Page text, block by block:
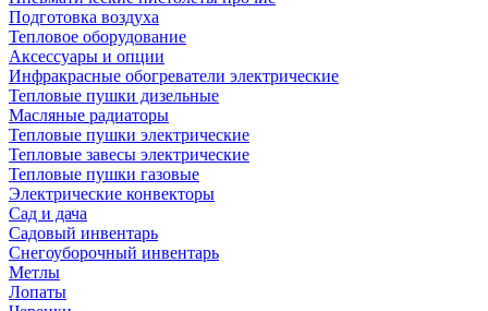
Подготовка воздуха
Тепловое оборудование
Аксессуары и опции
Инфракрасные обогреватели электрические
Тепловые пушки дизельные
Масляные радиаторы
Тепловые пушки электрические
Тепловые завесы электрические
Тепловые пушки газовые
Электрические конвекторы
Сад и дача
Садовый инвентарь
Снегоуборочный инвентарь
Метлы
Лопаты